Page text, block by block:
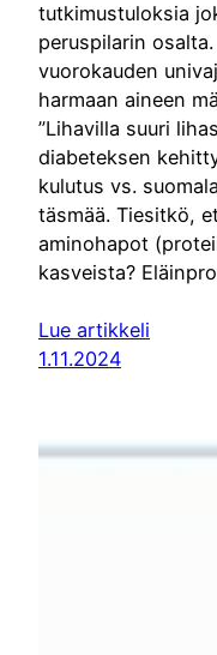
tutkimustuloksia
peruspilarin
vuorokauden
harmaan aineen
”Lihavilla suuri
diabeteksen
kulutus vs.
täsmää. Tiesitkö,
aminohapot
kasveista?
Lue artikkeli
1.11.2024